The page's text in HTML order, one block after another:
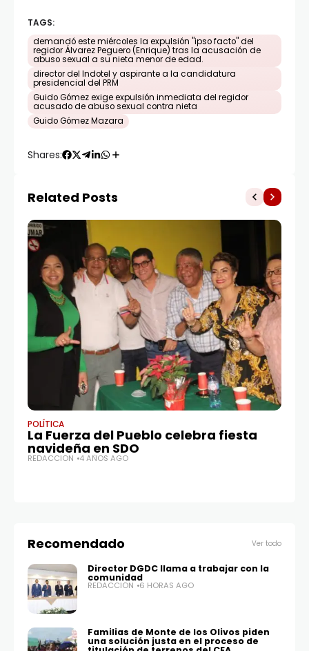
TAGS:
demandó este miércoles la expulsión "ipso facto" del
regidor Álvarez Peguero (Enrique) tras la acusación de
abuso sexual a su nieta menor de edad.
director del Indotel y aspirante a la candidatura
presidencial del PRM
Guido Gómez exige expulsión inmediata del regidor
acusado de abuso sexual contra nieta
Guido Gómez Mazara
Shares:
Related Posts
POLÍTICA
La Fuerza del Pueblo celebra fiesta
navideña en SDO
REDACCIÓN 4 AÑOS AGO
Recomendado Ver todo
Director DGDC llama a trabajar con la
comunidad
REDACCIÓN 6 HORAS AGO
Familias de Monte de los Olivos piden
una solución justa en el proceso de